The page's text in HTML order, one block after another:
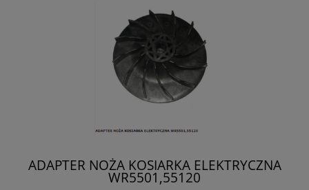
ADAPTER NOŻA KOSIARKA ELEKTRYCZNA
WR5501,55120